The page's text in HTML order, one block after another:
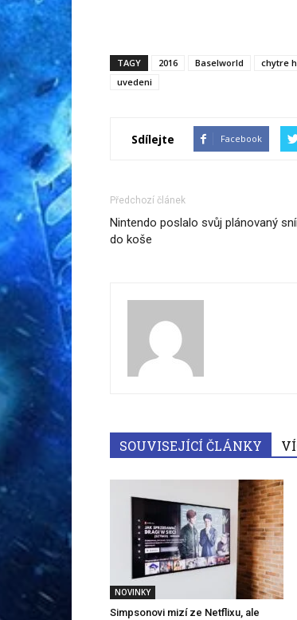
TAGY 2016 Baselworld chytre
uvedeni
Sdílejte Facebook
Předchozí článek
Nintendo poslalo svůj plánovaný
do koše
SOUVISEJÍCÍ ČLÁNKY
NOVINKY
Simpsonovi mizí ze Netflixu, ale